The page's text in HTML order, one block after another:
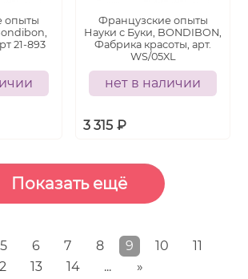
опыты
21-893
Французские опыты
Науки с Буки, BONDIBON,
Фабрика красоты, арт.
WS/05XL
нет в наличии
3 315 ₽
5 6 7 8 9 10
11
13 14 ... »